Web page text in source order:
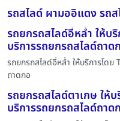
รถสไลด์ ผามออิแดง รถ
รถยกรถสไลด์อี่หล่ำ ให้บ
บริการรถยกรถสไลด์ถาด
รถยกรถสไลด์อี่หล่ำ ให้บริการโด
ถาดกอ
รถยกรถสไลด์ตาเกษ ให้
บริการรถยกรถสไลด์ถาด